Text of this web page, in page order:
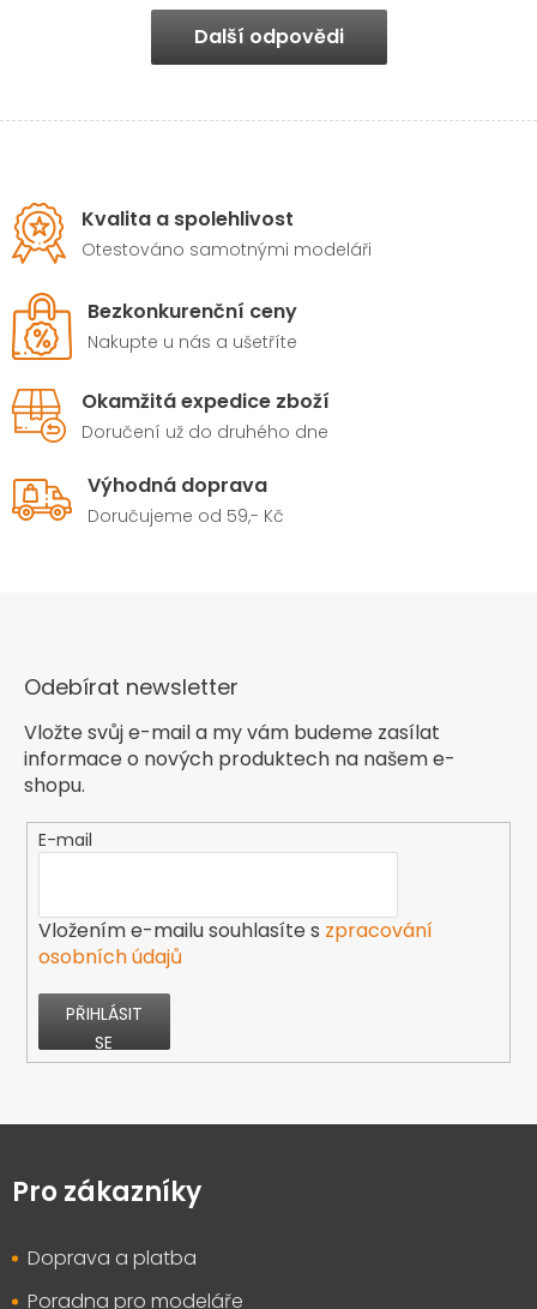
Další odpovědi
Kvalita a spolehlivost
Otestováno samotnými modeláři
Bezkonkurenční ceny
Nakupte u nás a ušetříte
Okamžitá expedice zboží
Doručení už do druhého dne
Výhodná doprava
Doručujeme od 59,- Kč
Odebírat newsletter
Vložte svůj e-mail a my vám budeme zasílat
informace o nových produktech na našem e-
shopu.
E-mail
Vložením e-mailu souhlasíte s zpracování
osobních údajů
PŘIHLÁSIT
SE
pPro zákazníky
Doprava a platba
Poradna pro modeláře